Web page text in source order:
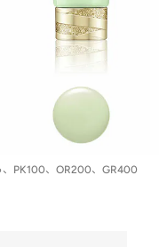
、PK100、OR200、GR400